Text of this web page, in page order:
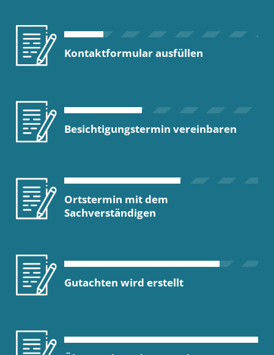
Kontaktformular ausfüllen
Besichtigungstermin vereinbaren
Ortstermin mit dem
Sachverständigen
Gutachten wird erstellt